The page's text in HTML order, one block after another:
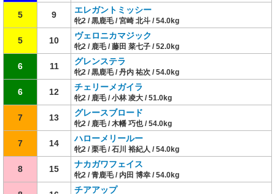
5 9 エレガントミッシー
牝2 / 黒鹿毛 / 宮崎 北斗 / 54.0kg
5 10 ヴェロニカマジック
牝2 / 鹿毛 / 藤田 菜七子 / 52.0kg
6 11 グレンステラ
牝2 / 黒鹿毛 / 丹内 祐次 / 54.0kg
6 12 チェリーメガイラ
牝2 / 鹿毛 / 小林 凌大 / 51.0kg
7 13 グレースブロード
牝2 / 鹿毛 / 木幡 巧也 / 54.0kg
7 14 ハローメリールー
牝2 / 栗毛 / 石川 裕紀人 / 54.0kg
8 15 ナカガワフェイス
牝2 / 青鹿毛 / 内田 博幸 / 54.0kg
チアアップ